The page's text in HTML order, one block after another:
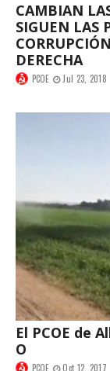
CAMBIAN
SIGUEN LAS
DERECHA
PCOE Jul 23, 2018
El PCOE de
O
PCOE Oct 12, 2017